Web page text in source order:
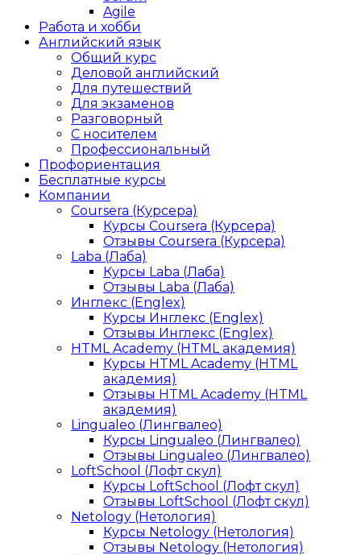
Agile
Работа и хобби
Английский язык
Общий курс
Деловой английский
Для путешествий
Для экзаменов
Разговорный
С носителем
Профессиональный
Профориентация
Бесплатные курсы
Компании
Coursera (Курсера)
Курсы Coursera (Курсера)
Отзывы Coursera (Курсера)
Laba (Лаба)
Курсы Laba (Лаба)
Отзывы Laba (Лаба)
Инглекс (Englex)
Курсы Инглекс (Englex)
Отзывы Инглекс (Englex)
HTML Academy (HTML академия)
Курсы HTML Academy (HTML
академия)
Отзывы HTML Academy (HTML
академия)
Lingualeo (Лингвалео)
Курсы Lingualeo (Лингвалео)
Отзывы Lingualeo (Лингвалео)
LoftSchool (Лофт скул)
Курсы LoftSchool (Лофт скул)
Отзывы LoftSchool (Лофт скул)
Netology (Нетология)
Курсы Netology (Нетология)
Отзывы Netology (Нетология)